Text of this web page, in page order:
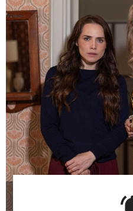
Time Adriana ou time
personagens de